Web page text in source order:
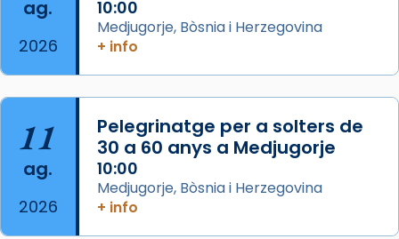
comitè organitzador de la visita apostòlica
del Sant Pare Lleó XIV a Barcelona, i als
col·laboradors, a la Catedral de Barcelona.
L’arquebisbe de Barcelona, el cardenal Joan
Josep Omella, ha presidit la missa i l’ha
concelebrat el bisbe auxiliar de Barcelona,
Mons. David Abadías.
📸 Dr. G. Simón
Photo
ag.
2026
10:00
Medjugorje, Bòsnia i Herzegovina
+ info
11
ag.
2026
Pelegrinatge per a solters de
30 a 60 anys a Medjugorje
10:00
Medjugorje, Bòsnia i Herzegovina
+ info